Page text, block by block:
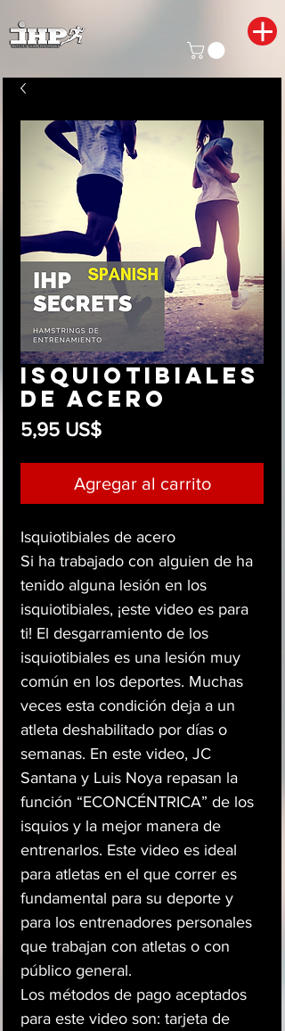
Isquiotibiales
de acero
5,95 US$Precio
Agregar al carrito
Isquiotibiales de acero
Si ha trabajado con alguien de ha
tenido alguna lesión en los
isquiotibiales, ¡este video es para
ti! El desgarramiento de los
isquiotibiales es una lesión muy
común en los deportes. Muchas
veces esta condición deja a un
atleta deshabilitado por días o
semanas. En este video, JC
Santana y Luis Noya repasan la
función “ECONCÉNTRICA” de los
isquios y la mejor manera de
entrenarlos. Este video es ideal
para atletas en el que correr es
fundamental para su deporte y
para los entrenadores personales
que trabajan con atletas o con
público general.
Los métodos de pago aceptados
para este video son: tarjeta de